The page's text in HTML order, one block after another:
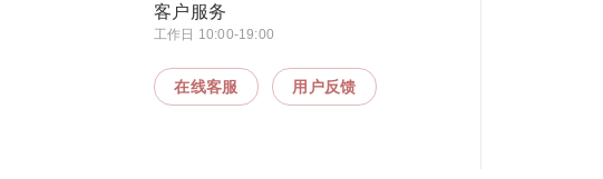
客户服务
工作日 10:00-19:00
在线客服 用户反馈